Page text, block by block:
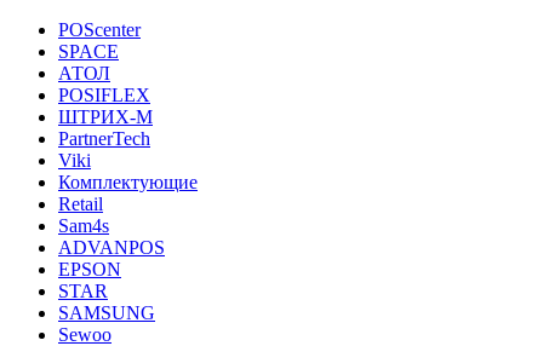
POScenter
SPACE
АТОЛ
POSIFLEX
ШТРИХ-М
PartnerTech
Viki
Комплектующие
Retail
Sam4s
ADVANPOS
EPSON
STAR
SAMSUNG
Sewoo